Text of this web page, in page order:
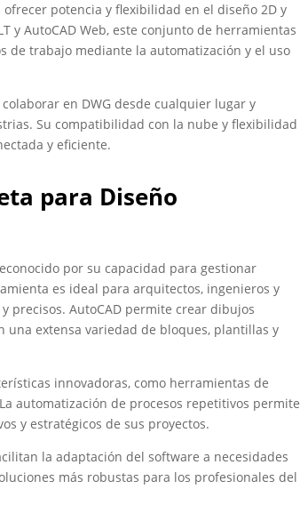
potencia y flexibilidad en el diseño 2D y
y AutoCAD Web, este conjunto de herramientas
de trabajo mediante la automatización y el uso
en DWG desde cualquier lugar y
Su compatibilidad con la nube y flexibilidad
y eficiente.
para Diseño
por su capacidad para gestionar
es ideal para arquitectos, ingenieros y
precisos. AutoCAD permite crear dibujos
una extensa variedad de bloques, plantillas y
innovadoras, como herramientas de
automatización de procesos repetitivos permite
y estratégicos de sus proyectos.
la adaptación del software a necesidades
más robustas para los profesionales del